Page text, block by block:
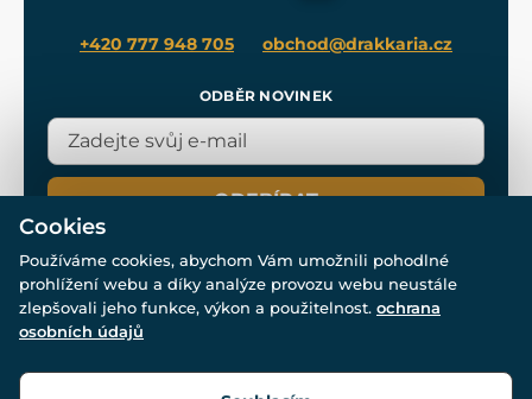
+420 777 948 705 obchod@drakkaria.cz
ODBĚR NOVINEK
ODEBÍRAT
© Všechna práva vyhrazena. www.drakkaria.cz 2007-2026.
Cookies
Používáme cookies, abychom Vám umožnili pohodlné
prohlížení webu a díky analýze provozu webu neustále
zlepšovali jeho funkce, výkon a použitelnost. ochrana
osobních údajů